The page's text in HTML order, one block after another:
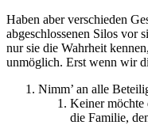
Haben aber verschieden
abgeschlossenen Silos vor
nur sie die Wahrheit
unmöglich. Erst wenn wir
Nimm’ an alle
Keiner möchte
die Familie,